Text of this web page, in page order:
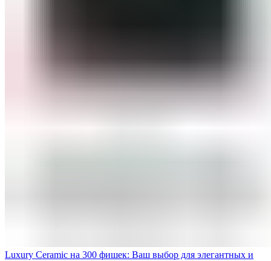
Luxury Ceramic на 300 фишек: Ваш выбор для элегантных и